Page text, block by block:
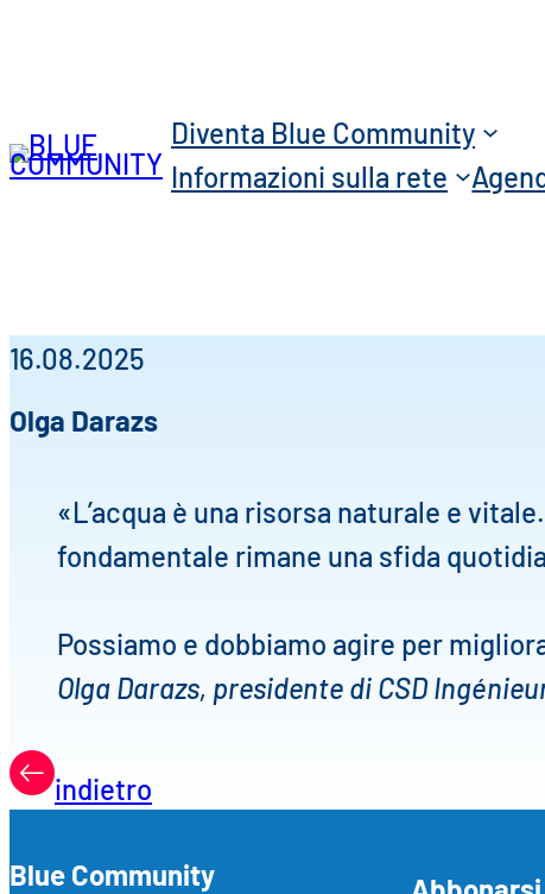
Diventa Blue Community
Informazioni sulla rete
16.08.2025
Olga Darazs
«L’acqua è una risorsa naturale e
fondamentale rimane una sfida
Possiamo e dobbiamo agire per
Olga Darazs, presidente di CSD
indietro
Blue Community